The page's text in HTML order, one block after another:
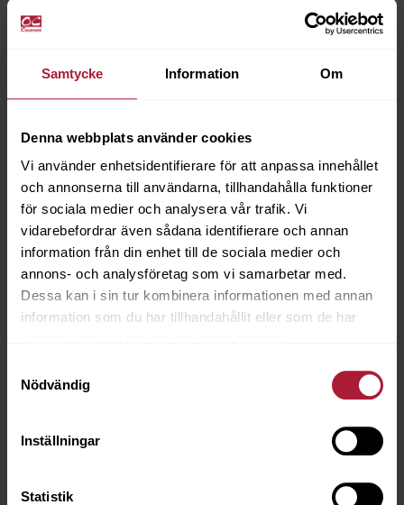
Samtycke Information Om
Denna webbplats använder cookies
Vi använder enhetsidentifierare för att anpassa innehållet
och annonserna till användarna, tillhandahålla funktioner
för sociala medier och analysera vår trafik. Vi
vidarebefordrar även sådana identifierare och annan
information från din enhet till de sociala medier och
annons- och analysföretag som vi samarbetar med.
Dessa kan i sin tur kombinera informationen med annan
information som du har tillhandahållit eller som de har
Nödvändig
Inställningar
Statistik
Americana Oceania
AMC-303
Beställningsvara MOQ 30m